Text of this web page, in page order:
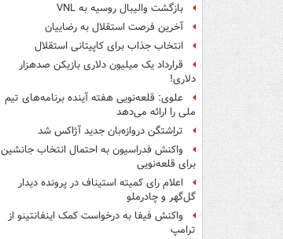
بازگشت والیبال روسیه به VNL
آخرین فرصت استقلال به رضاییان
انتخاب جذاب برای کاپیتانی استقلال
قرارداد یک میلیون دلاری بازیکن صدهزار
دلاری!
علوی: قلعه‌نویی هفته آینده برنامه‌های تیم
ملی را ارائه می‌دهد
تراِشتگن دروازه‌بان جدید آژاکس شد
واکنش فدراسیون به احتمال انتخاب جانشین
برای قلعه‌نویی
اعلام رای کمیته استیناف در پرونده دیدار
گل‌گهر و چادرملو
واکنش فیفا به درخواست کمک اینفانتینو از
ترامپ